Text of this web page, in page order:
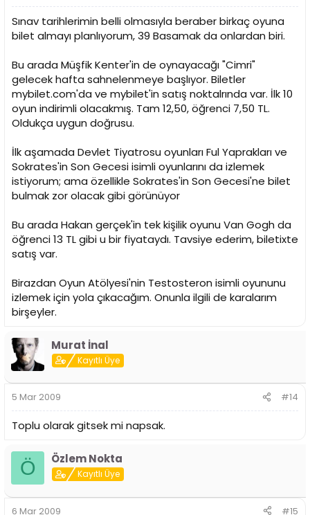
Sınav tarihlerimin belli olmasıyla beraber birkaç oyuna
bilet almayı planlıyorum, 39 Basamak da onlardan biri.
Bu arada Müşfik Kenter'in de oynayacağı "Cimri"
gelecek hafta sahnelenmeye başlıyor. Biletler
mybilet.com'da ve mybilet'in satış noktalrında var. İlk 10
oyun indirimli olacakmış. Tam 12,50, öğrenci 7,50 TL.
Oldukça uygun doğrusu.
İlk aşamada Devlet Tiyatrosu oyunları Ful Yaprakları ve
Sokrates'in Son Gecesi isimli oyunlarını da izlemek
istiyorum; ama özellikle Sokrates'in Son Gecesi'ne bilet
bulmak zor olacak gibi görünüyor
Bu arada Hakan gerçek'in tek kişilik oyunu Van Gogh da
öğrenci 13 TL gibi u bir fiyataydı. Tavsiye ederim, biletixte
satış var.
Birazdan Oyun Atölyesi'nin Testosteron isimli oyununu
izlemek için yola çıkacağım. Onunla ilgili de karalarım
birşeyler.
Murat İnal
Kayıtlı Üye
5 Mar 2009 #14
Toplu olarak gitsek mi napsak.
Ö Özlem Nokta
Kayıtlı Üye
6 Mar 2009 #15